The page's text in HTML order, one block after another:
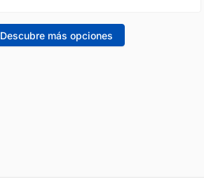
Descubre más opciones